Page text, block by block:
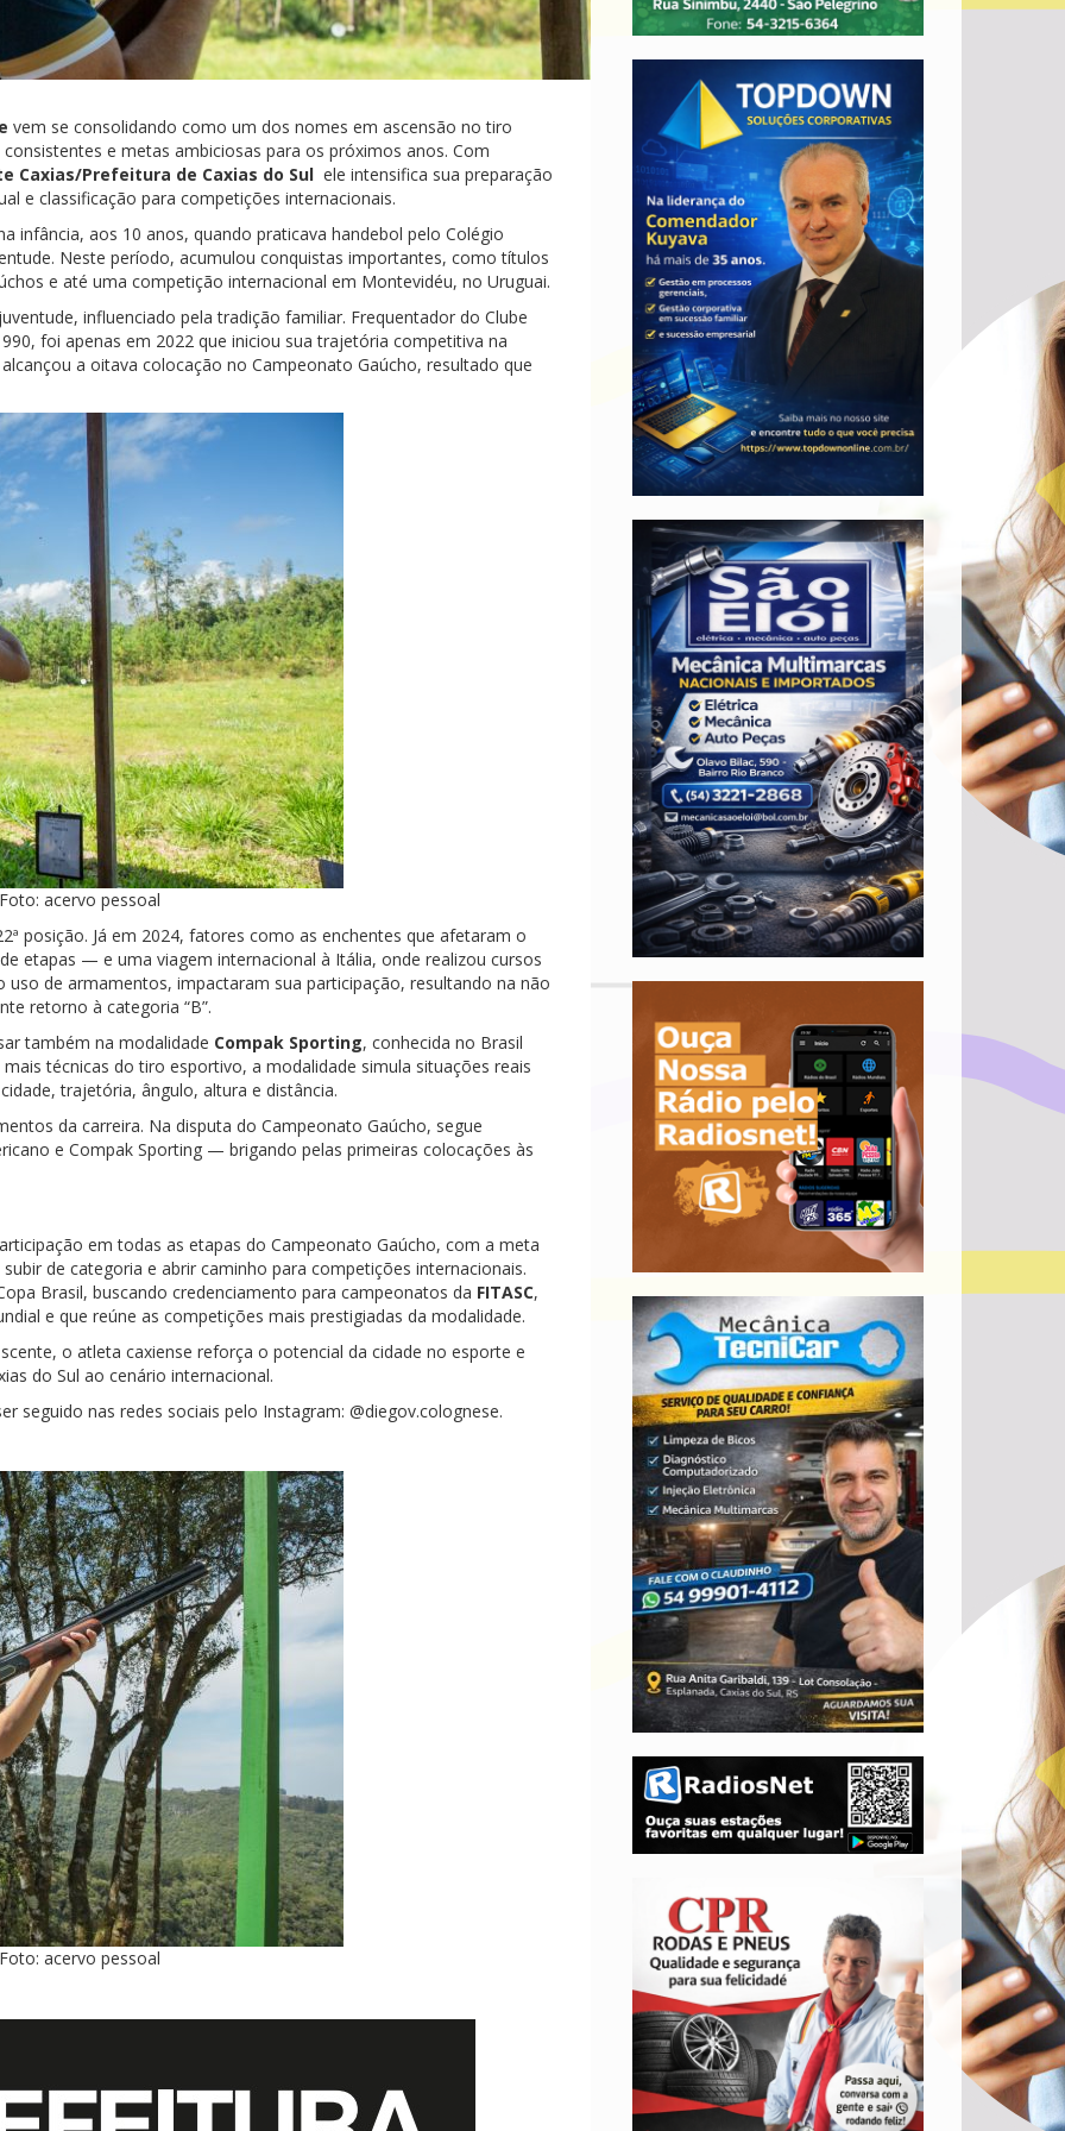
vem se consolidando como um dos nomes em ascensão no tiro
e metas ambiciosas para os próximos anos. Com
Caxias/Prefeitura de Caxias do Sul ele intensifica sua preparação
e classificação para competições internacionais.
infância, aos 10 anos, quando praticava handebol pelo Colégio
Neste período, acumulou conquistas importantes, como títulos
e até uma competição internacional em Montevidéu, no Uruguai.
influenciado pela tradição familiar. Frequentador do Clube
foi apenas em 2022 que iniciou sua trajetória competitiva na
a oitava colocação no Campeonato Gaúcho, resultado que
acervo pessoal
posição. Já em 2024, fatores como as enchentes que afetaram o
etapas — e uma viagem internacional à Itália, onde realizou cursos
de armamentos, impactaram sua participação, resultando na não
retorno à categoria “B”.
também na modalidade Compak Sporting, conhecida no Brasil
técnicas do tiro esportivo, a modalidade simula situações reais
trajetória, ângulo, altura e distância.
da carreira. Na disputa do Campeonato Gaúcho, segue
e Compak Sporting — brigando pelas primeiras colocações às
em todas as etapas do Campeonato Gaúcho, com a meta
de categoria e abrir caminho para competições internacionais.
Brasil, buscando credenciamento para campeonatos da FITASC,
e que reúne as competições mais prestigiadas da modalidade.
o atleta caxiense reforça o potencial da cidade no esporte e
do Sul ao cenário internacional.
seguido nas redes sociais pelo Instagram: @diegov.colognese.
acervo pessoal